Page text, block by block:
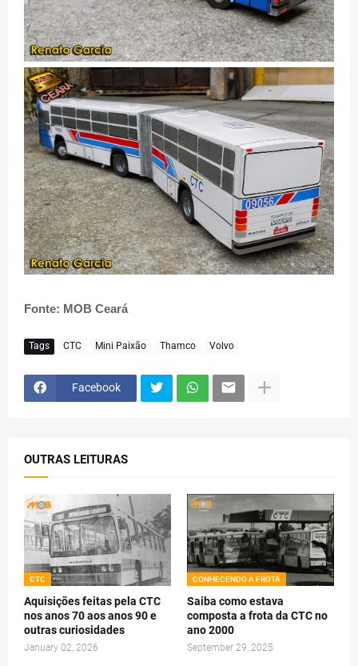
Fonte: MOB Ceará
Tags CTC Mini Paixão Thamco Volvo
Facebook
OUTRAS LEITURAS
CTC
Aquisições feitas pela CTC
nos anos 70 aos anos 90 e
outras curiosidades
January 02, 2026
CONHECENDO A FROTA
Saiba como estava
composta a frota da CTC no
ano 2000
September 29, 2025